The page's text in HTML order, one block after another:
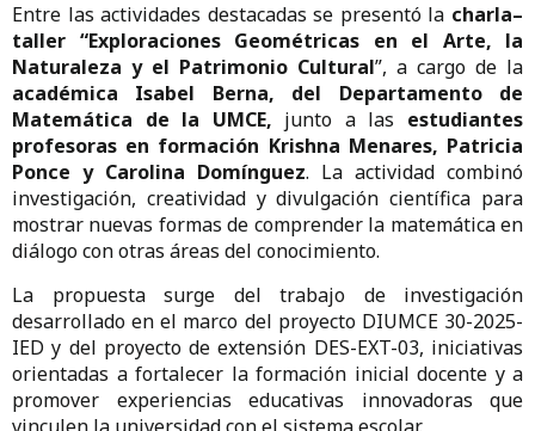
Entre las actividades destacadas se presentó la charla–
taller “Exploraciones Geométricas en el Arte, la
Naturaleza y el Patrimonio Cultural”, a cargo de la
académica Isabel Berna, del Departamento de
Matemática de la UMCE, junto a las estudiantes
profesoras en formación Krishna Menares, Patricia
Ponce y Carolina Domínguez. La actividad combinó
investigación, creatividad y divulgación científica para
mostrar nuevas formas de comprender la matemática en
diálogo con otras áreas del conocimiento.
La propuesta surge del trabajo de investigación
desarrollado en el marco del proyecto DIUMCE 30-2025-
IED y del proyecto de extensión DES-EXT-03, iniciativas
orientadas a fortalecer la formación inicial docente y a
promover experiencias educativas innovadoras que
vinculen la universidad con el sistema escolar.